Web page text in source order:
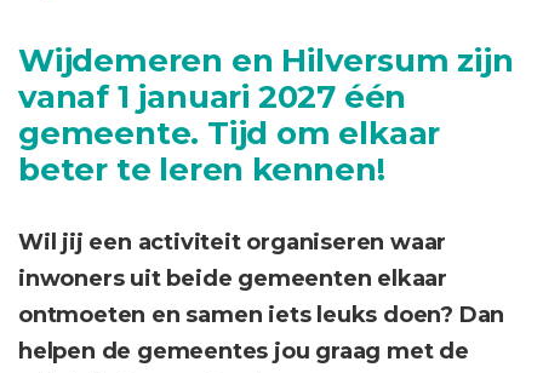
Wijdemeren en Hilversum zijn
vanaf 1 januari 2027 één
gemeente. Tijd om elkaar
beter te leren kennen!
Wil jij een activiteit organiseren waar
inwoners uit beide gemeenten elkaar
ontmoeten en samen iets leuks doen? Dan
helpen de gemeentes jou graag met de